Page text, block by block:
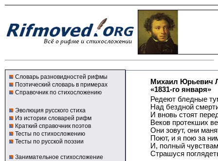
Словарь разновидностей рифмы
Поэтический словарь в примерах
Справочник по стихосложению
Эволюция русского стиха
Из истории словарей рифм
Краткий справочник поэтов
Тесты по стихосложению
Тесты по русской поэзии
Занимательное стихосложение
Михаил Юрьевич
«1831-го января»
Редеют бледные
Над бездной
И вновь стоят
Веков протекших
Они зовут, они
Поют, и я пою за
И, полный
Страшуся